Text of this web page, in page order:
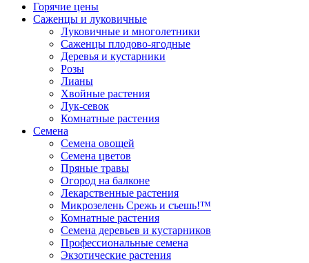
Горячие цены
Саженцы и луковичные
Луковичные и многолетники
Саженцы плодово-ягодные
Деревья и кустарники
Розы
Лианы
Хвойные растения
Лук-севок
Комнатные растения
Семена
Семена овощей
Семена цветов
Пряные травы
Огород на балконе
Лекарственные растения
Микрозелень Срежь и съешь!™
Комнатные растения
Семена деревьев и кустарников
Профессиональные семена
Экзотические растения